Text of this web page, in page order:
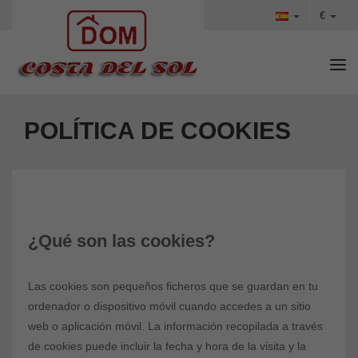
€
POLÍTICA DE COOKIES
¿Qué son las cookies?
Las cookies son pequeños ficheros que se guardan en tu
ordenador o dispositivo móvil cuando accedes a un sitio
web o aplicación móvil. La información recopilada a través
de cookies puede incluir la fecha y hora de la visita y la